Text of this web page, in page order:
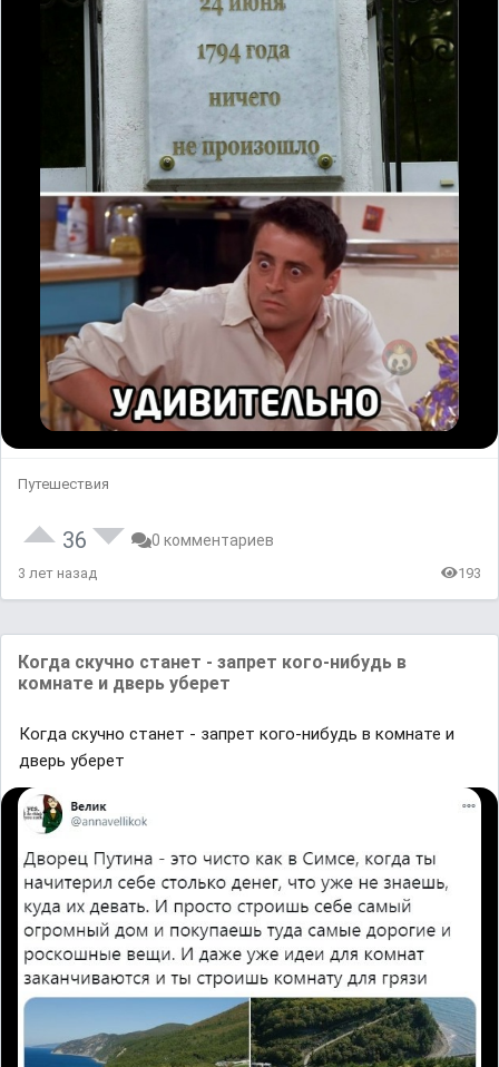
Путешествия
36 0 комментариев
3 лет назад 193
Когда скучно станет - запрет кого-нибудь в
комнате и дверь уберет
Когда скучно станет - запрет кого-нибудь в комнате и
дверь уберет